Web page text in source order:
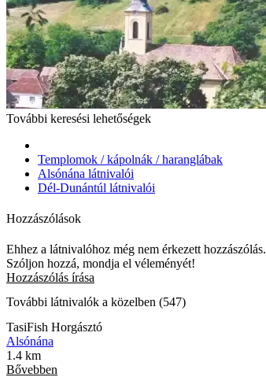
További keresési lehetőségek
Templomok / kápolnák / haranglábak
Alsónána látnivalói
Dél-Dunántúl látnivalói
Hozzászólások
Ehhez a látnivalóhoz még nem érkezett hozzászólás.
Szóljon hozzá, mondja el véleményét!
Hozzászólás írása
További látnivalók a közelben (547)
TasiFish Horgásztó
Alsónána
1.4 km
Bővebben